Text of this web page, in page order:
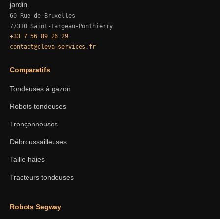
jardin.
60 Rue de Bruxelles
77310 Saint-Fargeau-Ponthierry
+33 7 56 89 26 29
contact@cleva-services.fr
Comparatifs
Tondeuses à gazon
Robots tondeuses
Tronçonneuses
Débroussailleuses
Taille-haies
Tracteurs tondeuses
Robots Segway